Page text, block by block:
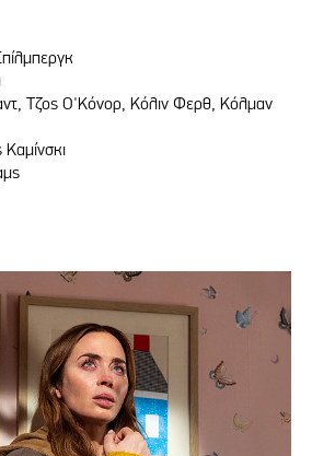
Τζος Ο'Κόνορ, Κόλιν Φερθ, Κόλμαν